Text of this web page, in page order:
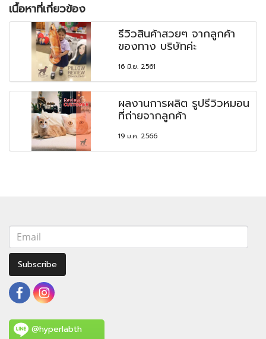
เนื้อหาที่เกี่ยวข้อง
รีวิวสินค้าสวยๆ จากลูกค้า
ของทาง บริษัทค่ะ
16 มิ.ย. 2561
ผลงานการผลิต รูปรีวิวหมอน
ที่ถ่ายจากลูกค้า
19 ม.ค. 2566
Subscribe
@hyperlabth